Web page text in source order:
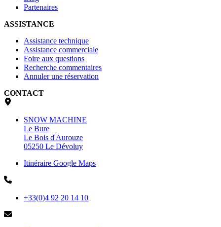
Partenaires
ASSISTANCE
Assistance technique
Assistance commerciale
Foire aux questions
Recherche commentaires
Annuler une réservation
CONTACT
SNOW MACHINE
Le Bure
Le Bois d'Aurouze
05250 Le Dévoluy
Itinéraire Google Maps
+33(0)4 92 20 14 10